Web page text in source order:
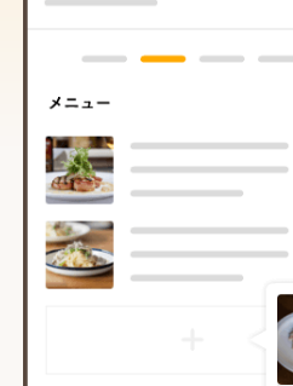
食べログでお店の情報を発信